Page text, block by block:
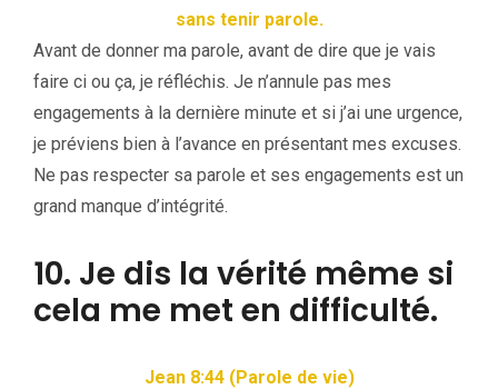
sans tenir parole.
Avant de donner ma parole, avant de dire que je vais
faire ci ou ça, je réfléchis. Je n’annule pas mes
engagements à la dernière minute et si j’ai une urgence,
je préviens bien à l’avance en présentant mes excuses.
Ne pas respecter sa parole et ses engagements est un
grand manque d’intégrité.
10. Je dis la vérité même si
cela me met en difficulté.
Jean 8:44 (Parole de vie)